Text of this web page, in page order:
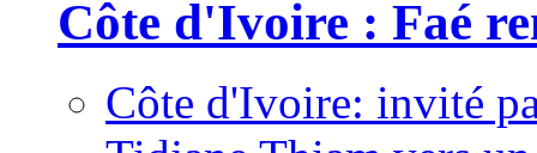
Côte d'Ivoire : Faé
Côte d'Ivoire: invité